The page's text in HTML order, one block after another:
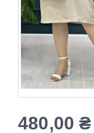
480,00₴